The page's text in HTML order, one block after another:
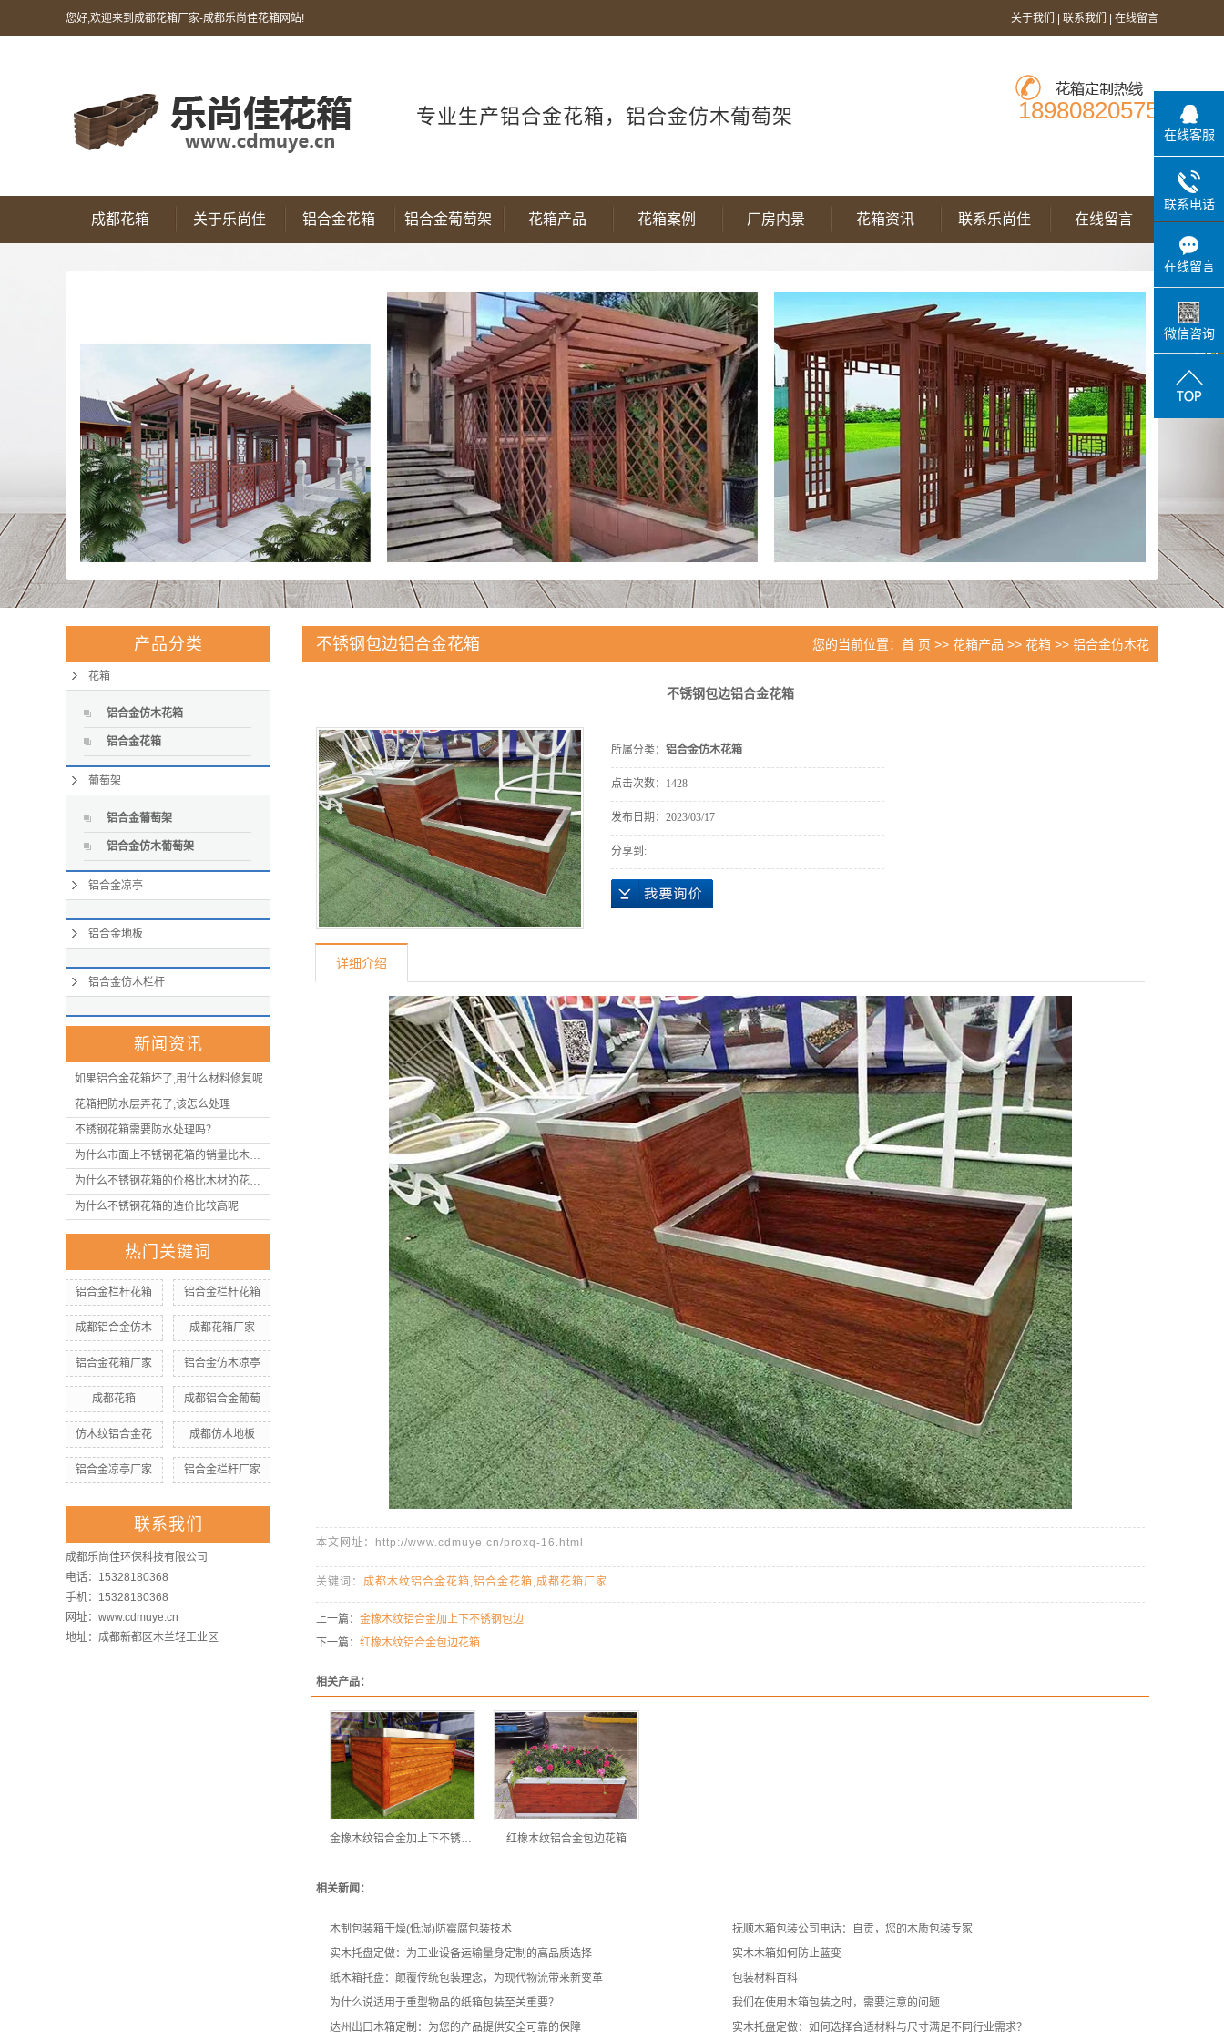
您好,欢迎来到成都花箱厂家-成都乐尚佳花箱网站! 关于我们 联系我们 在线留言
专业生产铝合金花箱，铝合金仿木葡萄架 18980820575
成都花箱 关于乐尚佳 铝合金花箱 铝合金葡萄架 花箱产品 花箱案例 厂房内景 花箱资讯 联系乐尚佳 在线留言
产品分类
花箱
铝合金仿木花箱
铝合金花箱
葡萄架
铝合金葡萄架
铝合金仿木葡萄架
铝合金凉亭
铝合金地板
铝合金仿木栏杆
新闻资讯
如果铝合金花箱坏了,用什么材料修复呢
花箱把防水层弄花了,该怎么处理
不锈钢花箱需要防水处理吗？
为什么市面上不锈钢花箱的销量比木材花箱的少呢
为什么不锈钢花箱的价格比木材的花箱高呢
为什么不锈钢花箱的造价比较高呢
热门关键词
铝合金栏杆花箱 铝合金栏杆花箱
成都铝合金仿木 成都花箱厂家
铝合金花箱厂家 铝合金仿木凉亭
成都花箱 成都铝合金葡萄
仿木纹铝合金花 成都仿木地板
铝合金凉亭厂家 铝合金栏杆厂家
联系我们
成都乐尚佳环保科技有限公司
电话：15328180368
手机：15328180368
网址：www.cdmuye.cn
地址：成都新都区木兰轻工业区
不锈钢包边铝合金花箱 您的当前位置： 首 页 >> 花箱产品 >> 花箱 >> 铝合金仿木花
不锈钢包边铝合金花箱
所属分类： 铝合金仿木花箱
点击次数： 1428
发布日期： 2023/03/17
分享到:
详细介绍
本文网址：http://www.cdmuye.cn/proxq-16.html
关键词： 成都木纹铝合金花箱 ,铝合金花箱 ,成都花箱厂家
上一篇： 金橡木纹铝合金加上下不锈钢包边
下一篇： 红橡木纹铝合金包边花箱
相关产品：
金橡木纹铝合金加上下不锈钢包边 红橡木纹铝合金包边花箱
相关新闻：
木制包装箱干燥(低湿)防霉腐包装技术
抚顺木箱包装公司电话：自贡，您的木质包装专家
实木托盘定做：为工业设备运输量身定制的高品质选择
实木木箱如何防止蓝变
纸木箱托盘：颠覆传统包装理念，为现代物流带来新变革
包装材料百科
为什么说适用于重型物品的纸箱包装至关重要？
我们在使用木箱包装之时，需要注意的问题
达州出口木箱定制：为您的产品提供安全可靠的保障
实木托盘定做：如何选择合适材料与尺寸满足不同行业需求？
在线客服
联系电话
在线留言
微信咨询